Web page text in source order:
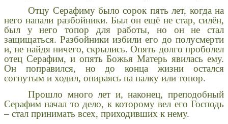
Отцу Серафиму было сорок пять лет, когда на
него напали разбойники. Был он ещё не стар, силён,
был у него топор для работы, но он не стал
защищаться. Разбойники избили его до полусмерти
и, не найдя ничего, скрылись. Опять долго проболел
отец Серафим, и опять Божья Матерь явилась ему.
Он поправился, но до конца жизни остался
согнутым и ходил, опираясь на палку или топор.
Прошло много лет и, наконец, преподобный
Серафим начал то дело, к которому вел его Господь
– стал принимать всех, приходивших к нему.